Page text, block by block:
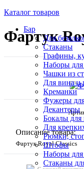
Каталог товаров
Бар
Для
Стаканы
Графины,
Наборы для
Чашки из
Для вина и
Креманки
Фужеры
Декантеры
Бокалы для
Для
Рюмки,
Штофы
Наборы для
Стаканы
Фартук
Описание товара:
Фартук Royal Classics